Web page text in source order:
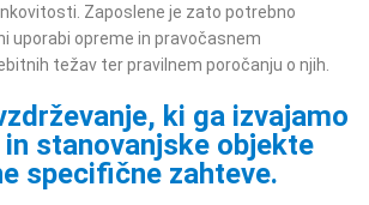
Zaposlene je zato potrebno
uporabi opreme in pravočasnem
težav ter pravilnem poročanju o njih.
ki ga izvajamo
in stanovanjske objekte
specifične zahteve.